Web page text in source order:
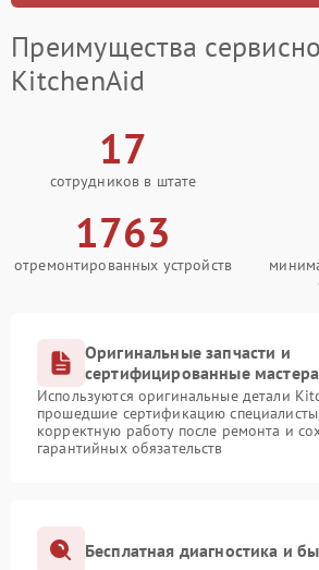
Преимущества
KitchenAid
17
сотрудников в штате
1763
отремонтированных устройств
Оригинальные запчасти и
сертифицированные мастера
Используются оригинальные детали
прошедшие сертификацию
корректную работу после ремонта и
гарантийных обязательств
Бесплатная диагностика и